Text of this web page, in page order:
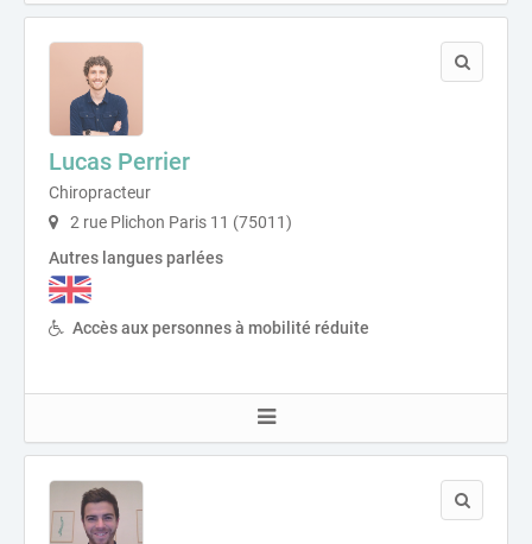
Lucas Perrier
Chiropracteur
2 rue Plichon Paris 11 (75011)
Autres langues parlées
Accès aux personnes à mobilité réduite